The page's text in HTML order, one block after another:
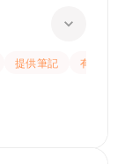
提供筆記
有耐性